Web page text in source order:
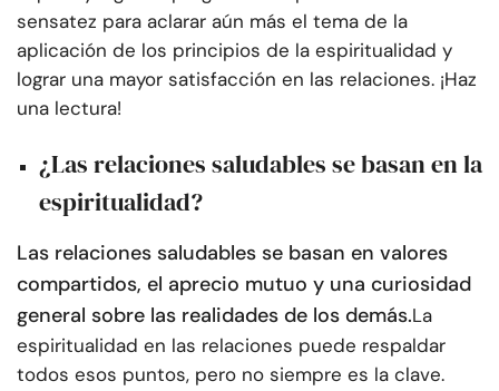
sensatez para aclarar aún más el tema de la
aplicación de los principios de la espiritualidad y
lograr una mayor satisfacción en las relaciones. ¡Haz
una lectura!
¿Las relaciones saludables se basan en la
espiritualidad?
Las relaciones saludables se basan en valores
compartidos, el aprecio mutuo y una curiosidad
general sobre las realidades de los demás.La
espiritualidad en las relaciones puede respaldar
todos esos puntos, pero no siempre es la clave.